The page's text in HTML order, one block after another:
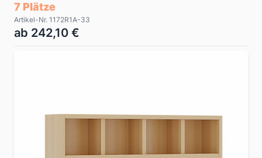
7 Plätze
Artikel-Nr. 1172R1A-33
ab 242,10 €